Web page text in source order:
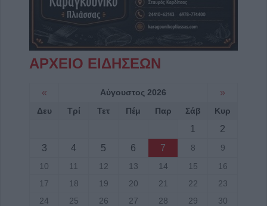
ΑΡΧΕΙΟ ΕΙΔΗΣΕΩΝ
« Αύγουστος 2026 »
Δευ Τρί Τετ Πέμ Παρ Σάβ Κυρ
1
2
3
4 5 6 7 8
9
10
11 12 13 14 15
16
17
18 19 20 21 22
23
24
25 26 27 28 29
30